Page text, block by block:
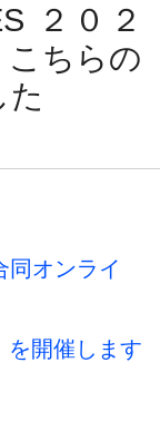
２０２
ちらの
た
同オンライ
を開催します